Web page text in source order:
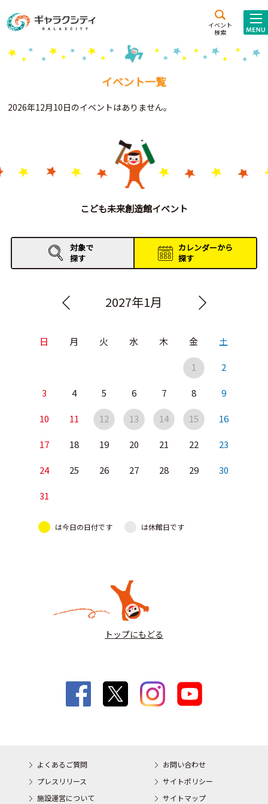
イベント
検索
施設案内
こども
西新井
施設･
Gがくえん
お知らせ
イベントレポート
イベント一覧
2026年12月10日のイベントはありません。
こども未来創造館イベント
対象で
探す
カレンダーから
探す
2027年1月
日 月 火 水 木 金 土
1 2
3 4 5 6 7 8 9
10 11 12 13 14 15 16
17 18 19 20 21 22 23
24 25 26 27 28 29 30
31
は今日の日付です は休館日です
トップにもどる
よくあるご質問
お問い合わせ
プレスリリース
サイトポリシー
施設運営について
サイトマップ